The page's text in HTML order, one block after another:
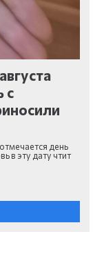
с
день
в эту дату чтит